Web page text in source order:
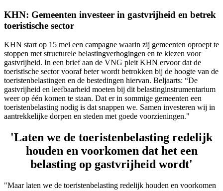
KHN: Gemeenten investeer in gastvrijheid en betrek
toeristische sector
KHN start op 15 mei een campagne waarin zij gemeenten oproept te
stoppen met structurele belastingverhogingen en te kiezen voor
gastvrijheid. In een brief aan de VNG pleit KHN ervoor dat de
toeristische sector vooraf beter wordt betrokken bij de hoogte van de
toeristenbelastingen en de bestedingen hiervan. Beljaarts: “De
gastvrijheid en leefbaarheid moeten bij dit belastinginstrumentarium
weer op één komen te staan. Dat er in sommige gemeenten een
toeristenbelasting nodig is dat snappen we. Samen investeren wij in
aantrekkelijke dorpen en steden met goede voorzieningen."
'Laten we de toeristenbelasting redelijk
houden en voorkomen dat het een
belasting op gastvrijheid wordt'
"Maar laten we de toeristenbelasting redelijk houden en voorkomen